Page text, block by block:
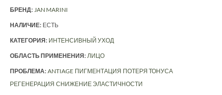
БРЕНД: JAN MARINI
НАЛИЧИЕ: ЕСТЬ
КАТЕГОРИЯ: ИНТЕНСИВНЫЙ УХОД
ОБЛАСТЬ ПРИМЕНЕНИЯ: ЛИЦО
ПРОБЛЕМА: ANTIAGE ПИГМЕНТАЦИЯ ПОТЕРЯ ТОНУСА
РЕГЕНЕРАЦИЯ СНИЖЕНИЕ ЭЛАСТИЧНОСТИ